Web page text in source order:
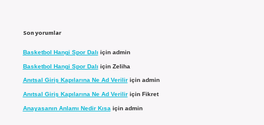
Son yorumlar
Basketbol Hangi Spor Dalı için admin
Basketbol Hangi Spor Dalı için Zeliha
Anıtsal Giriş Kapılarına Ne Ad Veriliriçin admin
Anıtsal Giriş Kapılarına Ne Ad Veriliriçin Fikret
Anayasanın Anlamı Nedir Kısa için admin